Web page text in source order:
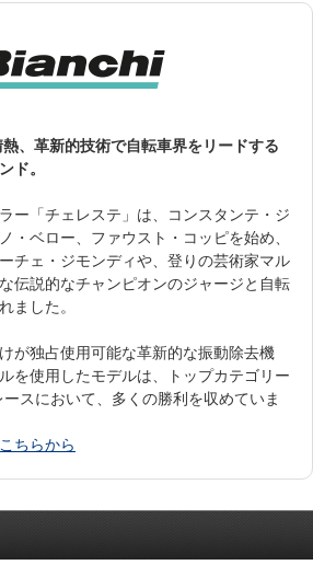
、革新的技術で自転車界をリードする
ド。
ー「チェレステ」は、コンスタンテ・ジ
・ベロー、ファウスト・コッピを始め、
チェ・ジモンディや、登りの芸術家マル
伝説的なチャンピオンのジャージと自転
ました。
が独占使用可能な革新的な振動除去機
を使用したモデルは、トップカテゴリー
スにおいて、多くの勝利を収めていま
ちらから